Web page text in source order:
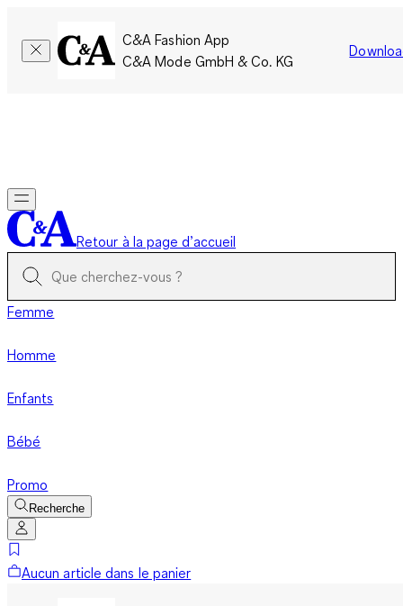
C&A Fashion App
C&A Mode GmbH & Co. KG
Retour à la page d’accueil
Femme
Homme
Enfants
Bébé
Promo
Recherche
Aucun article dans le panier